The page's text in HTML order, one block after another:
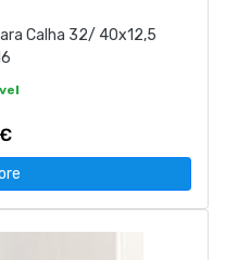
Calha 32/ 40x12,5